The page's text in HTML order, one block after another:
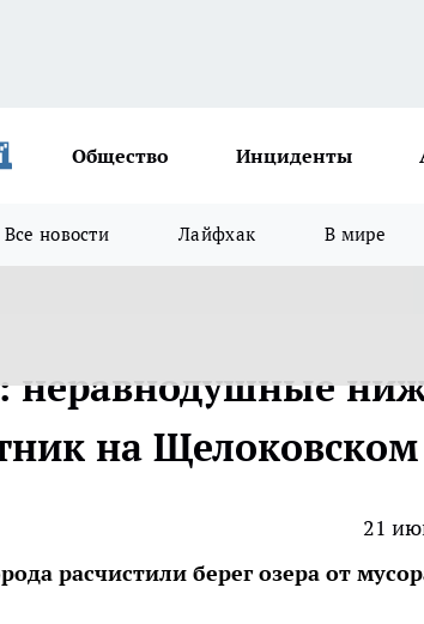
Общество Инциденты
Все новости Лайфхак В мире
на Щелоковском
21
расчистили берег озера от